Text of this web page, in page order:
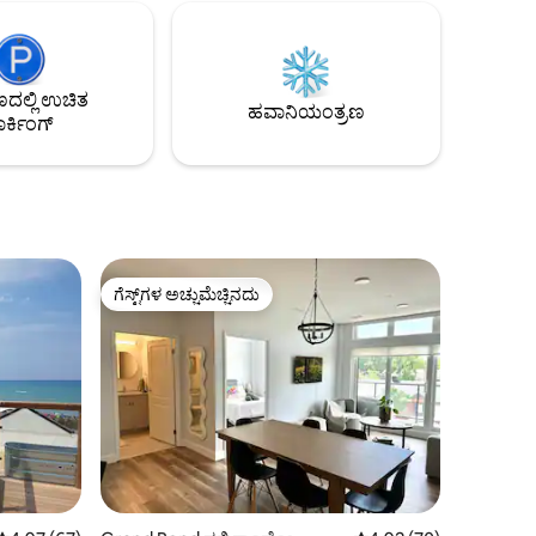
ಸೂರ್ಯಾಸ್ತದ ವೀಕ್ಷಣೆಗಳು ಕ್ಯಾಮ್ಲಾಚೆ ಲ್ಯಾಂಬ್ಟನ್ ತೀರ
ಪ್ರದೇಶದಲ್ಲಿನ ಅತ್ಯುತ್ತಮ ಕಾಟೇಜ್ ಏಕೆ ಎಂದು ನಿಮಗೆ
ಉಚಿತ
ಹವಾನಿಯಂತ್ರಣ
ಗೆಸ್ಟ್‌ಗಳ ಅಚ್ಚುಮೆಚ್ಚಿನದು
ಗೆಸ್ಟ್‌ಗಳ ಅಚ್ಚುಮೆಚ್ಚಿನದು